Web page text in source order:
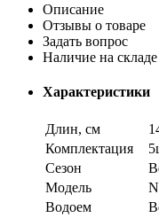
Описание
Отзывы о товаре
Задать вопрос
Наличие на складе
Характеристики
Длин, см
Комплектация
Сезон
Модель
Водоем